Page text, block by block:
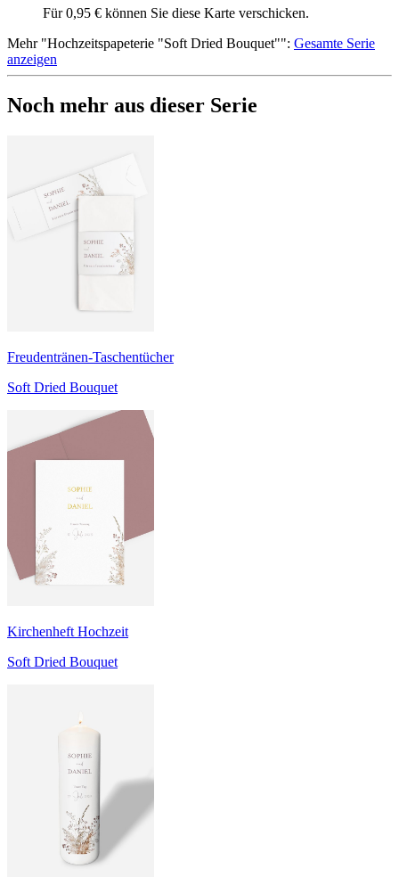
Für 0,95 € können Sie diese Karte verschicken.
Mehr"Hochzeitspapeterie "Soft Dried Bouquet"": Gesamte Serie
anzeigen
Noch mehr aus dieser Serie
Freudentränen-Taschentücher
Soft Dried Bouquet
Kirchenheft Hochzeit
Soft Dried Bouquet